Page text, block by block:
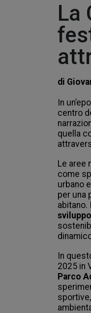
La
di
In
centro
quella
Le aree
come
urbano
per una
abitano.
sviluppo
In
2025 in
Parco